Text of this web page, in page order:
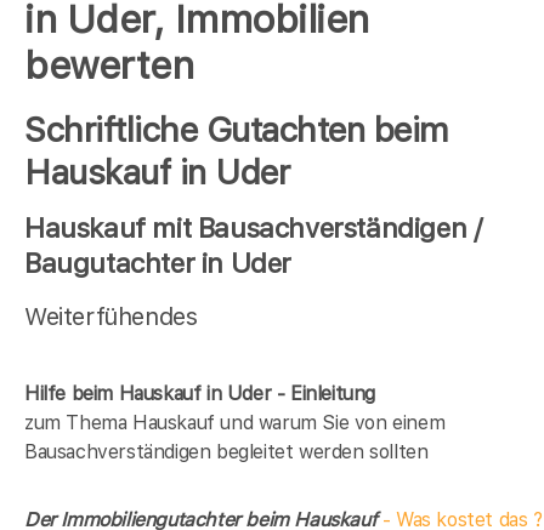
in Uder, Immobilien
bewerten
Schriftliche Gutachten beim
Hauskauf in Uder
Hauskauf mit Bausachverständigen /
Baugutachter in Uder
Weiterfühendes
Hilfe beim Hauskauf in Uder - Einleitung
zum Thema Hauskauf und warum Sie von einem
Bausachverständigen begleitet werden sollten
Der Immobiliengutachter beim Hauskauf- Was kostet das ?